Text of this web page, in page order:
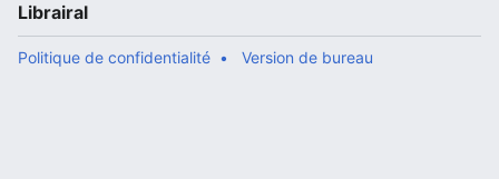
Librairal
Politique de confidentialité Version de bureau